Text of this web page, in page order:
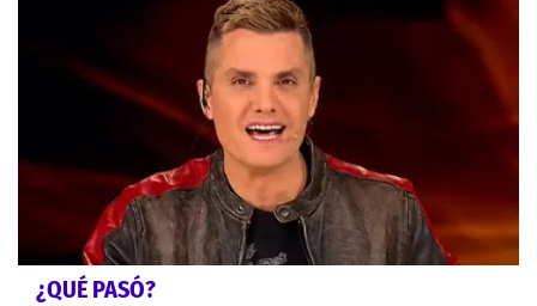
¿QUÉ PASÓ?